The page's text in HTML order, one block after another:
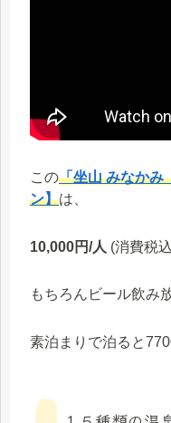
この「坐山 みなかみ
ン】は、
10,000円/人 (消費税
もちろんビール飲み
素泊まりで泊ると